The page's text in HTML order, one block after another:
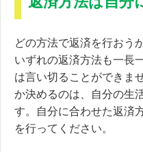
どの方法で返済を行おう
いずれの返済方法も一長
は言い切ることができま
か決めるのは、
自分の生
す。自分に合わせた返済
を行ってください。